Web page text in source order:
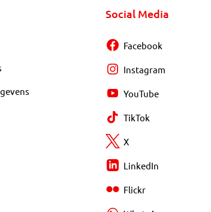
Social Media
Facebook
Instagram
YouTube
TikTok
X
LinkedIn
Flickr